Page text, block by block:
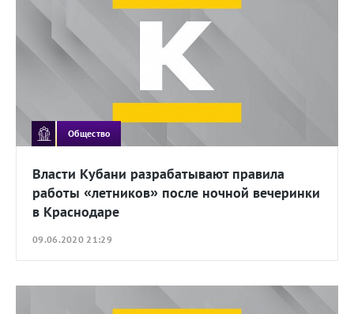
Общество
Власти Кубани разрабатывают правила
работы «летников» после ночной вечеринки
в Краснодаре
09.06.2020 21:29